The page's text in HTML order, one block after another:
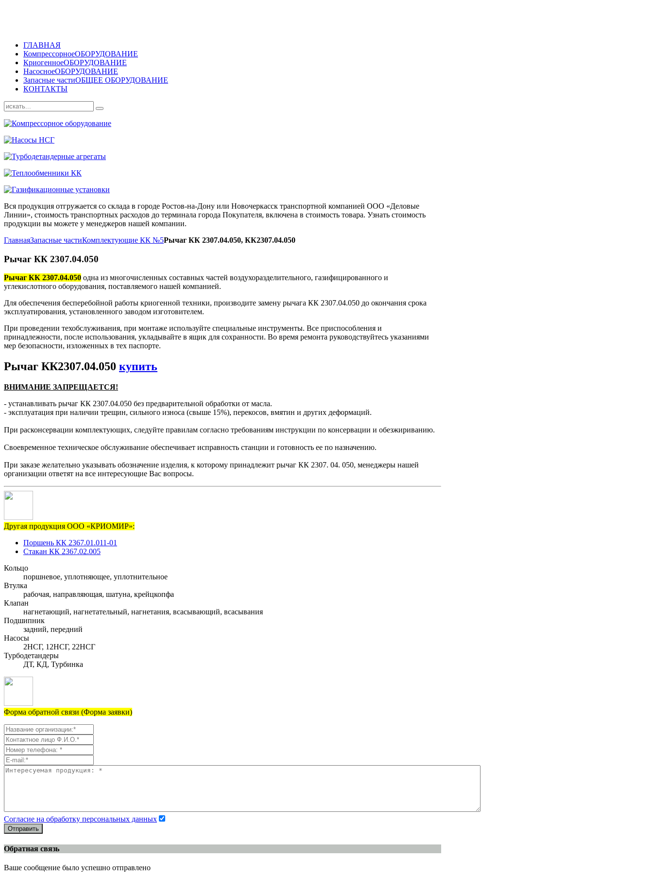
ГЛАВНАЯ
КомпрессорноеОБОРУДОВАНИЕ
КриогенноеОБОРУДОВАНИЕ
НасосноеОБОРУДОВАНИЕ
Запасные частиОБЩЕЕ ОБОРУДОВАНИЕ
КОНТАКТЫ
Вся продукция отгружается со склада в городе Ростов-на-Дону или Новочеркасск транспортной компанией ООО «Деловые
Линии», стоимость транспортных расходов до терминала города Покупателя, включена в стоимость товара. Узнать стоимость
продукции вы можете у менеджеров нашей компании.
ГлавнаяЗапасные частиКомплектующие КК №5Рычаг КК 2307.04.050, КК2307.04.050
Рычаг КК 2307.04.050
Рычаг КК 2307.04.050 одна из многочисленных составных частей воздухоразделительного, газифицированного и
углекислотного оборудования, поставляемого нашей компанией.
Для обеспечения бесперебойной работы криогенной техники, производите замену рычага КК 2307.04.050 до окончания срока
эксплуатирования, установленного заводом изготовителем.
При проведении техобслуживания, при монтаже используйте специальные инструменты. Все приспособления и
принадлежности, после использования, укладывайте в ящик для сохранности. Во время ремонта руководствуйтесь указаниями
мер безопасности, изложенных в тех паспорте.
Рычаг КК2307.04.050 купить
ВНИМАНИЕ ЗАПРЕЩАЕТСЯ!
- устанавливать рычаг КК 2307.04.050 без предварительной обработки от масла.
- эксплуатация при наличии трещин, сильного износа (свыше 15%), перекосов, вмятин и других деформаций.
При расконсервации комплектующих, следуйте правилам согласно требованиям инструкции по консервации и обезжириванию.
Своевременное техническое обслуживание обеспечивает исправность станции и готовность ее по назначению.
При заказе желательно указывать обозначение изделия, к которому принадлежит рычаг КК 2307. 04. 050, менеджеры нашей
организации ответят на все интересующие Вас вопросы.
Другая продукция ООО «КРИОМИР»:
Поршень КК 2367.01.011-01
Стакан КК 2367.02.005
Кольцо
поршневое, уплотняющее, уплотнительное
Втулка
рабочая, направляющая, шатуна, крейцкопфа
Клапан
нагнетающий, нагнетательный, нагнетания, всасывающий, всасывания
Подшипник
задний, передний
Насосы
2НСГ, 12НСГ, 22НСГ
Турбодетандеры
ДТ, КД, Турбинка
Форма обратной связи (Форма заявки)
Согласие на обработку персональных данных
Отправить
Обратная связь
Ваше сообщение было успешно отправлено